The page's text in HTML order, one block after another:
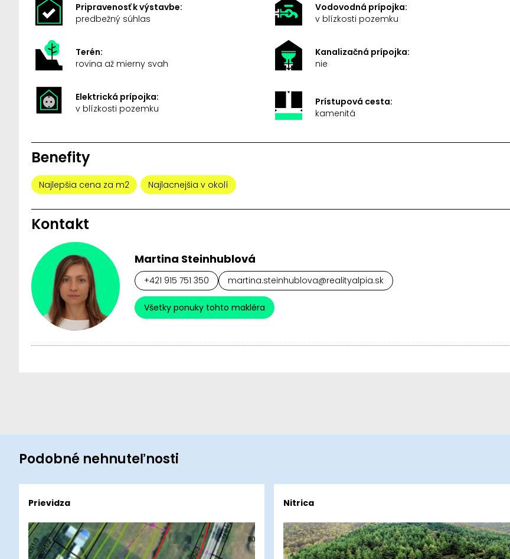
Pripravenosť k výstavbe:
predbežný súhlas
Vodovodná prípojka:
v blízkosti pozemku
Terén:
rovina až mierny svah
Kanalizačná prípojka:
nie
Elektrická prípojka:
v blízkosti pozemku
Prístupová cesta:
kamenitá
Benefity
Najlepšia cena za m2 Najlacnejšia v okolí
Kontakt
Martina Steinhublová
+421 915 751 350 martina.steinhublova@realityalpia.sk
Všetky ponuky tohto makléra
Podobné nehnuteľnosti
Prievidza Nitrica